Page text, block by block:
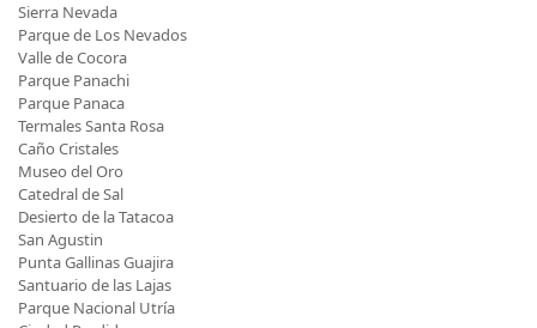
Sierra Nevada
Parque de Los Nevados
Valle de Cocora
Parque Panachi
Parque Panaca
Termales Santa Rosa
Caño Cristales
Museo del Oro
Catedral de Sal
Desierto de la Tatacoa
San Agustin
Punta Gallinas Guajira
Santuario de las Lajas
Parque Nacional Utría